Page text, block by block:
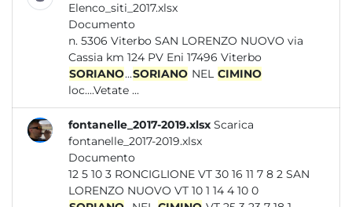
Elenco_siti_2017.xlsx
Documento
n. 5306 Viterbo SAN LORENZO NUOVO via
Cassia km 124 PV Eni 17496 Viterbo
SORIANO...SORIANO NEL CIMINO
loc....Vetate ...
fontanelle_2017-2019.xlsx Scarica
fontanelle_2017-2019.xlsx
Documento
12 5 10 3 RONCIGLIONE VT 30 16 11 7 8 2 SAN
LORENZO NUOVO VT 10 1 14 4 10 0